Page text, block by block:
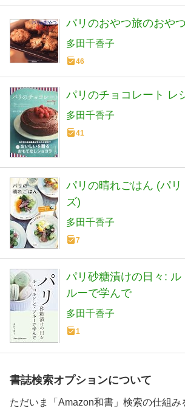
パリのおやつ旅のおやつ
多田千香子
46
パリのチョコレート レ
多田千香子
41
パリの晴れごはん (パ
ズ)
多田千香子
7
パリ砂糖漬けの日々:
ルーで学んで
多田千香子
1
書誌検索オプションについて
ただいま「Amazon和書」検索の仕組み